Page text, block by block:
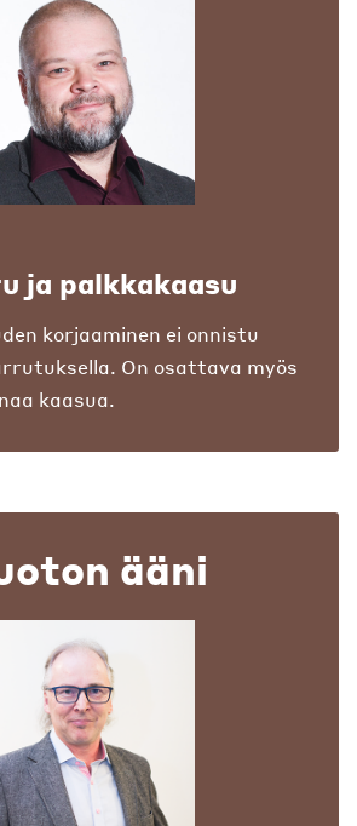
ja palkkakaasu
korjaaminen ei onnistu
On osattava myös
kaasua.
ääni